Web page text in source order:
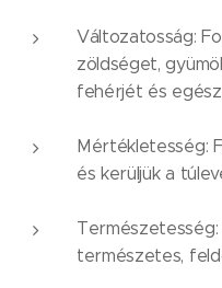
Változatosság:
zöldséget,
fehérjét és
Mértékletesség:
és kerüljük a
természetes,